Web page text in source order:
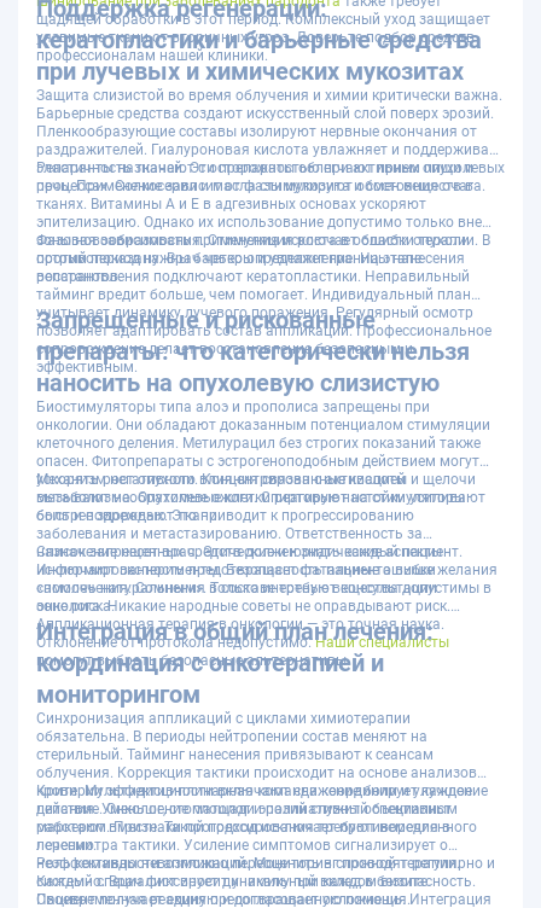
щадящей обработки в этот период. Комплексный уход защищает
уязвимые ткани от вторичных угроз. Доверьте подбор средств
профессионалам нашей клиники.
Поддержка регенерации:
кератопластики и барьерные средства
при лучевых и химических мукозитах
Защита слизистой во время облучения и химии критически важна.
Барьерные средства создают искусственный слой поверх эрозий.
Пленкообразующие составы изолируют нервные окончания от
раздражителей. Гиалуроновая кислота увлажняет и поддерживает
эластичность тканей. Эти препараты облегчают прием пищи и
речь. Применение зависит от фазы мукозита и состояния очага.
Репаранты назначают с осторожностью при активных опухолевых
процессах. Солкосерил и масла стимулируют обмен веществ в
тканях. Витамины А и Е в адгезивных основах ускоряют
эпителизацию. Однако их использование допустимо только вне
зоны новообразования. Стимуляция роста в области опухоли
противопоказана. Врач четко определяет границы нанесения
репарантов.
Фазовая зависимость применения исключает ошибки терапии. В
острый период нужны барьеры и увлажнение. На этапе
восстановления подключают кератопластики. Неправильный
тайминг вредит больше, чем помогает. Индивидуальный план
учитывает динамику лучевого поражения. Регулярный осмотр
позволяет адаптировать состав аппликаций. Профессиональное
сопровождение делает восстановление безопасным и
эффективным.
Запрещенные и рискованные
препараты: что категорически нельзя
наносить на опухолевую слизистую
Биостимуляторы типа алоэ и прополиса запрещены при
онкологии. Они обладают доказанным потенциалом стимуляции
клеточного деления. Метилурацил без строгих показаний также
опасен. Фитопрепараты с эстрогеноподобным действием могут
ускорять рост опухоли. Концентрированные кислоты и щелочи
вызывают необратимые ожоги. Спиртовые настойки усиливают
боль и повреждают ткани.
Механизм негативного влияния связан с активацией
метаболизма. Опухолевые клетки реагируют на стимуляторы
быстрее здоровых. Это приводит к прогрессированию
заболевания и метастазированию. Ответственность за
назначение несет врач. Этические и юридические аспекты
исключают эксперименты. Безопасность пациента выше желания
«помочь натуральным». Только инертные вещества допустимы в
зоне риска.
Список запрещенных средств должен знать каждый пациент.
Информированность предотвращает фатальные ошибки
самолечения. Сомнения в составе требуют консультации
онколога. Никакие народные советы не оправдывают риск.
Аппликационная терапия в онкологии — это точная наука.
Отклонение от протокола недопустимо.Наши специалисты
помогут выбрать безопасные альтернативы.
Интеграция в общий план лечения:
координация с онкотерапией и
мониторингом
Синхронизация аппликаций с циклами химиотерапии
обязательна. В периоды нейтропении состав меняют на
стерильный. Тайминг нанесения привязывают к сеансам
облучения. Коррекция тактики происходит на основе анализов
крови. Мультидисциплинарная команда координирует каждое
действие. Онколог, стоматолог и паллиативный специалист
работают вместе. Такой подход исключает противоречия в
лечении.
Критерии эффективности включают снижение боли и улучшение
питания. Уменьшение площади эрозий служит объективным
маркером. Признаки прогрессирования требуют немедленного
пересмотра тактики. Усиление симптомов сигнализирует о
неэффективности аппликаций. Мониторинг проводят регулярно и
системно. Врач фиксирует динамику при каждом визите.
Своевременная реакция предотвращает осложнения.
Роль команды невозможно переоценить в сложной терапии.
Каждый специалист вносит уникальный вклад в безопасность.
Пациент получает единую и согласованную помощь. Интеграция